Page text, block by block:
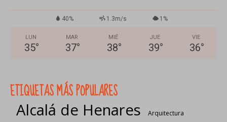
40% 1.3m/s 1%
LUN
35°
MAR
37°
MIÉ
38°
JUE
39°
VIE
36°
ETIQUETAS MÁS POPULARES
Alcalá de Henares
Arquitectura